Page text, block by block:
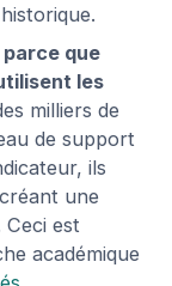
que
les
milliers de
de support
ils
une
est
académique